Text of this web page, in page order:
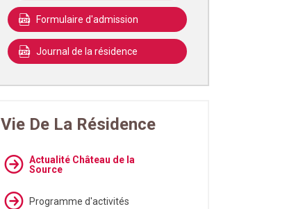
Formulaire d'admission
Journal de la résidence
Vie De La Résidence
Actualité Château de la
Source
Programme d'activités